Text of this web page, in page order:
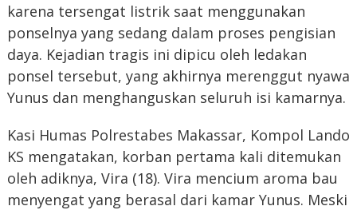
karena tersengat listrik saat menggunakan
ponselnya yang sedang dalam proses pengisian
daya. Kejadian tragis ini dipicu oleh ledakan
ponsel tersebut, yang akhirnya merenggut nyawa
Yunus dan menghanguskan seluruh isi kamarnya.
Kasi Humas Polrestabes Makassar, Kompol Lando
KS mengatakan, korban pertama kali ditemukan
oleh adiknya, Vira (18). Vira mencium aroma bau
menyengat yang berasal dari kamar Yunus. Meski